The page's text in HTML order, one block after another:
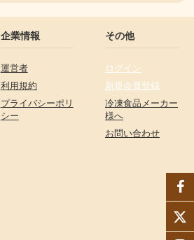
企業情報
運営者
利用規約
プライバシーポリ
シー
その他
ログイン
新規会員登録
冷凍食品メーカー
様へ
お問い合わせ